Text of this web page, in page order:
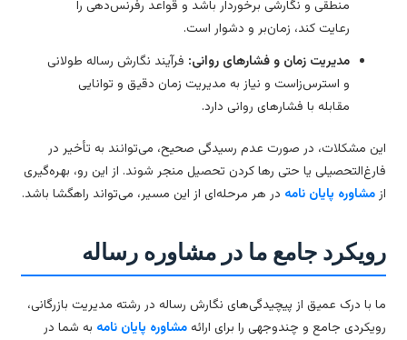
منطقی و نگارشی برخوردار باشد و قواعد رفرنس‌دهی را
رعایت کند، زمان‌بر و دشوار است.
مدیریت زمان و فشارهای روانی:فرآیند نگارش رساله طولانی
و استرس‌زاست و نیاز به مدیریت زمان دقیق و توانایی
مقابله با فشارهای روانی دارد.
مشکلات، در صورت عدم رسیدگی صحیح، می‌توانند به تأخیر در
یا حتی رها کردن تحصیل منجر شوند. از این رو، بهره‌گیری
مشاوره پایان نامهدر هر مرحله‌ای از این مسیر، می‌تواند راهگشا باشد.
جامع ما در مشاوره رساله
با درک عمیق از پیچیدگی‌های نگارش رساله در رشته مدیریت بازرگانی،
جامع و چندوجهی را برای ارائهمشاوره پایان نامهبه شما در